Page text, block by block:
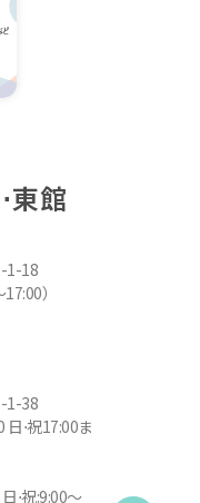
東館
1-18
）
1-38
⋅祝17:00ま
⋅祝:9:00～